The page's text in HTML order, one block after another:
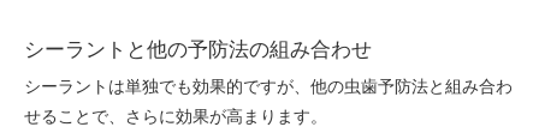
シーラントと他の予防法の組み合わせ
シーラントは単独でも効果的ですが、他の虫歯予防法と組み合わ
せることで、さらに効果が高まります。